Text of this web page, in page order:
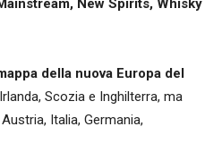
New Spirits, Whisky
della nuova Europa del
Scozia e Inghilterra, ma
Italia, Germania,